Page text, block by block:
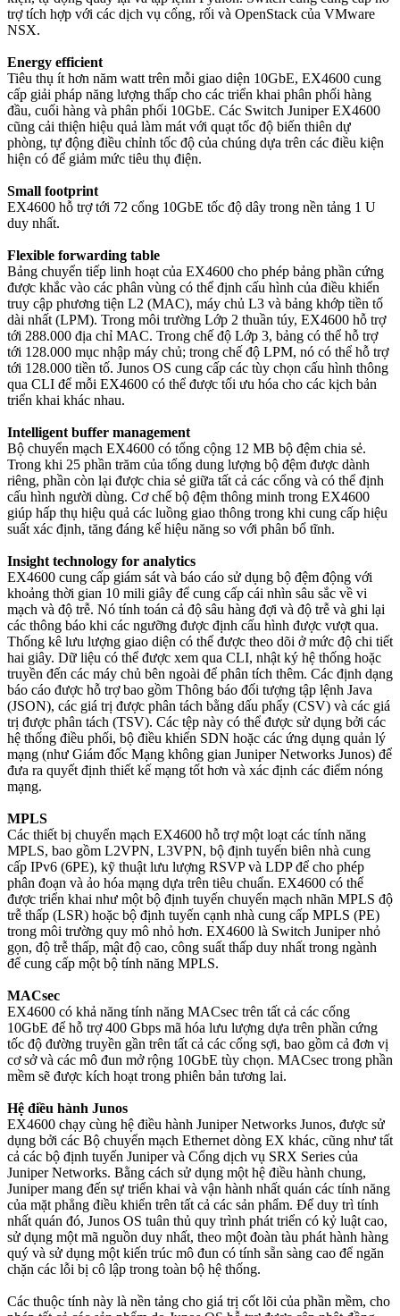
trợ tích hợp với các dịch vụ cổng, rối và OpenStack của VMware
NSX.
Energy efficient​
Tiêu thụ ít hơn năm watt trên mỗi giao diện 10GbE, EX4600 cung
cấp giải pháp năng lượng thấp cho các triển khai phân phối hàng
đầu, cuối hàng và phân phối 10GbE. Các Switch Juniper EX4600
cũng cải thiện hiệu quả làm mát với quạt tốc độ biến thiên dự
phòng, tự động điều chỉnh tốc độ của chúng dựa trên các điều kiện
hiện có để giảm mức tiêu thụ điện.
Small footprint
EX4600 hỗ trợ tới 72 cổng 10GbE tốc độ dây trong nền tảng 1 U
duy nhất.
Flexible forwarding table
Bảng chuyển tiếp linh hoạt của EX4600 cho phép bảng phần cứng
được khắc vào các phân vùng có thể định cấu hình của điều khiển
truy cập phương tiện L2 (MAC), máy chủ L3 và bảng khớp tiền tố
dài nhất (LPM). Trong môi trường Lớp 2 thuần túy, EX4600 hỗ trợ
tới 288.000 địa chỉ MAC. Trong chế độ Lớp 3, bảng có thể hỗ trợ
tới 128.000 mục nhập máy chủ; trong chế độ LPM, nó có thể hỗ trợ
tới 128.000 tiền tố. Junos OS cung cấp các tùy chọn cấu hình thông
qua CLI để mỗi EX4600 có thể được tối ưu hóa cho các kịch bản
triển khai khác nhau.
Intelligent buffer management
Bộ chuyển mạch EX4600 có tổng cộng 12 MB bộ đệm chia sẻ.
Trong khi 25 phần trăm của tổng dung lượng bộ đệm được dành
riêng, phần còn lại được chia sẻ giữa tất cả các cổng và có thể định
cấu hình người dùng. Cơ chế bộ đệm thông minh trong EX4600
giúp hấp thụ hiệu quả các luồng giao thông trong khi cung cấp hiệu
suất xác định, tăng đáng kể hiệu năng so với phân bổ tĩnh.
Insight technology for analytics
EX4600 cung cấp giám sát và báo cáo sử dụng bộ đệm động với
khoảng thời gian 10 mili giây để cung cấp cái nhìn sâu sắc về vi
mạch và độ trễ. Nó tính toán cả độ sâu hàng đợi và độ trễ và ghi lại
các thông báo khi các ngưỡng được định cấu hình được vượt qua.
Thống kê lưu lượng giao diện có thể được theo dõi ở mức độ chi tiết
hai giây. Dữ liệu có thể được xem qua CLI, nhật ký hệ thống hoặc
truyền đến các máy chủ bên ngoài để phân tích thêm. Các định dạng
báo cáo được hỗ trợ bao gồm Thông báo đối tượng tập lệnh Java
(JSON), các giá trị được phân tách bằng dấu phẩy (CSV) và các giá
trị được phân tách (TSV). Các tệp này có thể được sử dụng bởi các
hệ thống điều phối, bộ điều khiển SDN hoặc các ứng dụng quản lý
mạng (như Giám đốc Mạng không gian Juniper Networks Junos) để
đưa ra quyết định thiết kế mạng tốt hơn và xác định các điểm nóng
mạng.
MPLS
Các thiết bị chuyển mạch EX4600 hỗ trợ một loạt các tính năng
MPLS, bao gồm L2VPN, L3VPN, bộ định tuyến biên nhà cung
cấp IPv6 (6PE), kỹ thuật lưu lượng RSVP và LDP để cho phép
phân đoạn và ảo hóa mạng dựa trên tiêu chuẩn. EX4600 có thể
được triển khai như một bộ định tuyến chuyển mạch nhãn MPLS độ
trễ thấp (LSR) hoặc bộ định tuyến cạnh nhà cung cấp MPLS (PE)
trong môi trường quy mô nhỏ hơn. EX4600 là Switch Juniper nhỏ
gọn, độ trễ thấp, mật độ cao, công suất thấp duy nhất trong ngành
để cung cấp một bộ tính năng MPLS.
MACsec
EX4600 có khả năng tính năng MACsec trên tất cả các cổng
10GbE để hỗ trợ 400 Gbps mã hóa lưu lượng dựa trên phần cứng
tốc độ đường truyền gần trên tất cả các cổng sợi, bao gồm cả đơn vị
cơ sở và các mô đun mở rộng 10GbE tùy chọn. MACsec trong phần
mềm sẽ được kích hoạt trong phiên bản tương lai.
Hệ điều hành Junos
EX4600 chạy cùng hệ điều hành Juniper Networks Junos, được sử
dụng bởi các Bộ chuyển mạch Ethernet dòng EX khác, cũng như tất
cả các bộ định tuyến Juniper và Cổng dịch vụ SRX Series của
Juniper Networks. Bằng cách sử dụng một hệ điều hành chung,
Juniper mang đến sự triển khai và vận hành nhất quán các tính năng
của mặt phẳng điều khiển trên tất cả các sản phẩm. Để duy trì tính
nhất quán đó, Junos OS tuân thủ quy trình phát triển có kỷ luật cao,
sử dụng một mã nguồn duy nhất, theo một đoàn tàu phát hành hàng
quý và sử dụng một kiến ​​trúc mô đun có tính sẵn sàng cao để ngăn
chặn các lỗi bị cô lập trong toàn bộ hệ thống.
Các thuộc tính này là nền tảng cho giá trị cốt lõi của phần mềm, cho